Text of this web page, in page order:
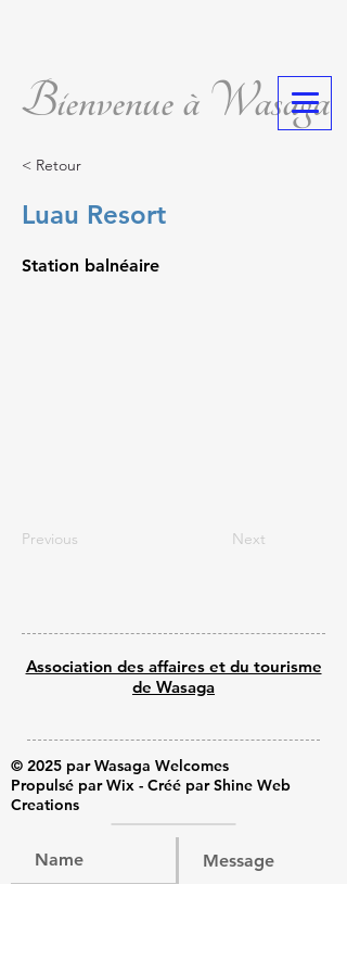
Bienvenue à Wasaga
< Retour
Luau Resort
Station balnéaire
Previous Next
Association des affaires et du tourisme
de Wasaga
© 2025 par Wasaga Welcomes
Propulsé par Wix - Créé par Shine Web
Creations